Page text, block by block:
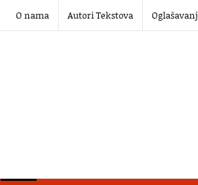
O nama Autori Tekstova